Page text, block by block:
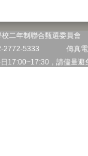
校二年制聯合甄選委員
02-2772-5333 傳真
17:00~17:30，請儘量